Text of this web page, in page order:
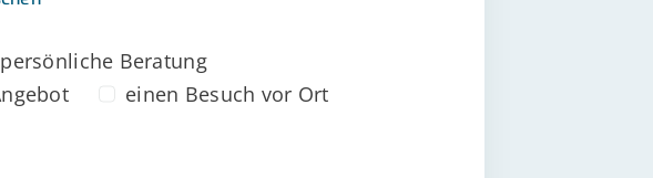
Beratung
einen Besuch vor Ort